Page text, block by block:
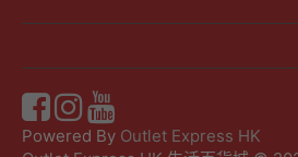
Powered By Outlet Express HK